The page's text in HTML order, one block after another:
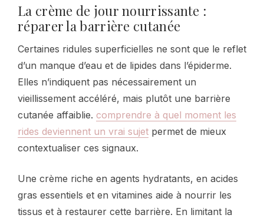
La crème de jour nourrissante :
réparer la barrière cutanée
Certaines ridules superficielles ne sont que le reflet
d’un manque d’eau et de lipides dans l’épiderme.
Elles n’indiquent pas nécessairement un
vieillissement accéléré, mais plutôt une barrière
cutanée affaiblie. comprendre à quel moment les
rides deviennent un vrai sujet permet de mieux
contextualiser ces signaux.
Une crème riche en agents hydratants, en acides
gras essentiels et en vitamines aide à nourrir les
tissus et à restaurer cette barrière. En limitant la